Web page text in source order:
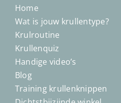
Home
Wat is jouw krullentype?
Krulroutine
Krullenquiz
Handige video’s
Blog
Training krullenknippen